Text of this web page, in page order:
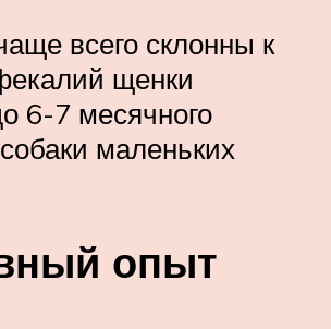
всего склонны к
щенки
6-7 месячного
маленьких
опыт